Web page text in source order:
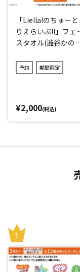
「Liella!のちゅーと
りえらいぶ!!」フェ
スタオル(澁谷かの
予約 期間限定
¥2,000(税込)